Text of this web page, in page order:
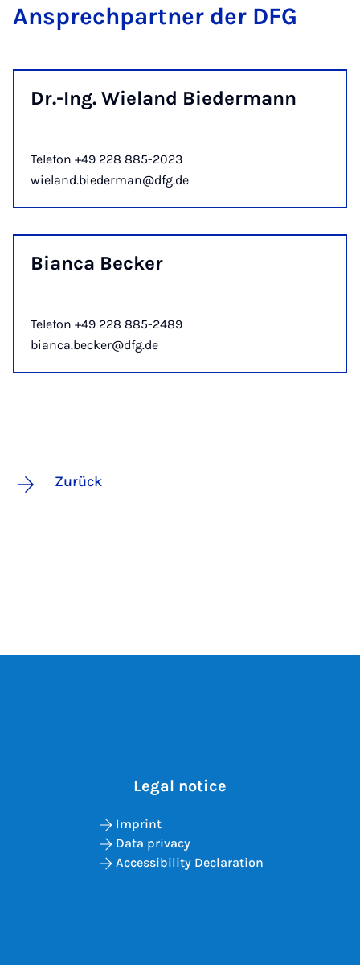
An­s­prech­part­ner der DFG
Dr.-Ing. Wie­land Bie­der­mann
Telefon +49 228 885-2023
wieland.biederman@dfg.de
Bi­anca Beck­er
Telefon +49 228 885-2489
bianca.becker@dfg.de
Zurück
Legal notice
Imprint
Data privacy
Accessibility Declaration